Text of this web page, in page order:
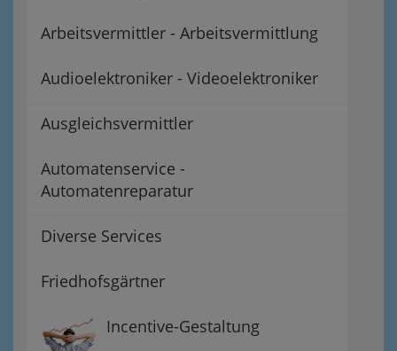
Arbeitsvermittler - Arbeitsvermittlung
Audioelektroniker - Videoelektroniker
Ausgleichsvermittler
Automatenservice -
Automatenreparatur
Diverse Services
Friedhofsgärtner
Incentive-Gestaltung